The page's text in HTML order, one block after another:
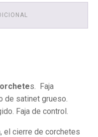
s. Faja
de satinet grueso.
Faja de control.
el cierre de corchetes